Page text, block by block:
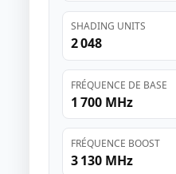
SHADING UNITS
2 048
FRÉQUENCE DE BASE
1 700 MHz
FRÉQUENCE BOOST
3 130 MHz